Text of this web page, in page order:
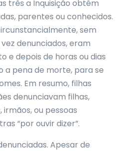
três a Inquisição obtém
parentes ou conhecidos.
sem
denunciados, eram
e depois de horas ou dias
a pena de morte, para se
Em resumo, filhas
denunciavam filhas,
irmãos, ou pessoas
“por ouvir dizer”.
Apesar de